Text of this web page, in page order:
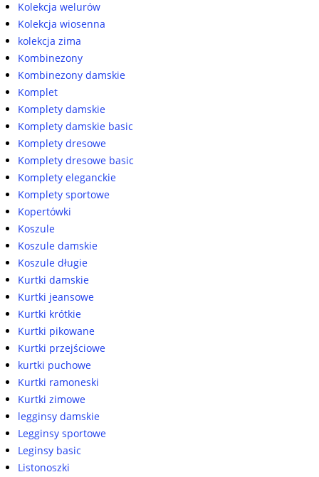
Kolekcja welurów
Kolekcja wiosenna
kolekcja zima
Kombinezony
Kombinezony damskie
Komplet
Komplety damskie
Komplety damskie basic
Komplety dresowe
Komplety dresowe basic
Komplety eleganckie
Komplety sportowe
Kopertówki
Koszule
Koszule damskie
Koszule długie
Kurtki damskie
Kurtki jeansowe
Kurtki krótkie
Kurtki pikowane
Kurtki przejściowe
kurtki puchowe
Kurtki ramoneski
Kurtki zimowe
legginsy damskie
Legginsy sportowe
Leginsy basic
Listonoszki